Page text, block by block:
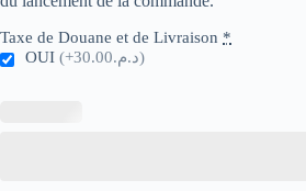
Taxe de Douane et de Livraison *
OUI
(+د.م.30.00)